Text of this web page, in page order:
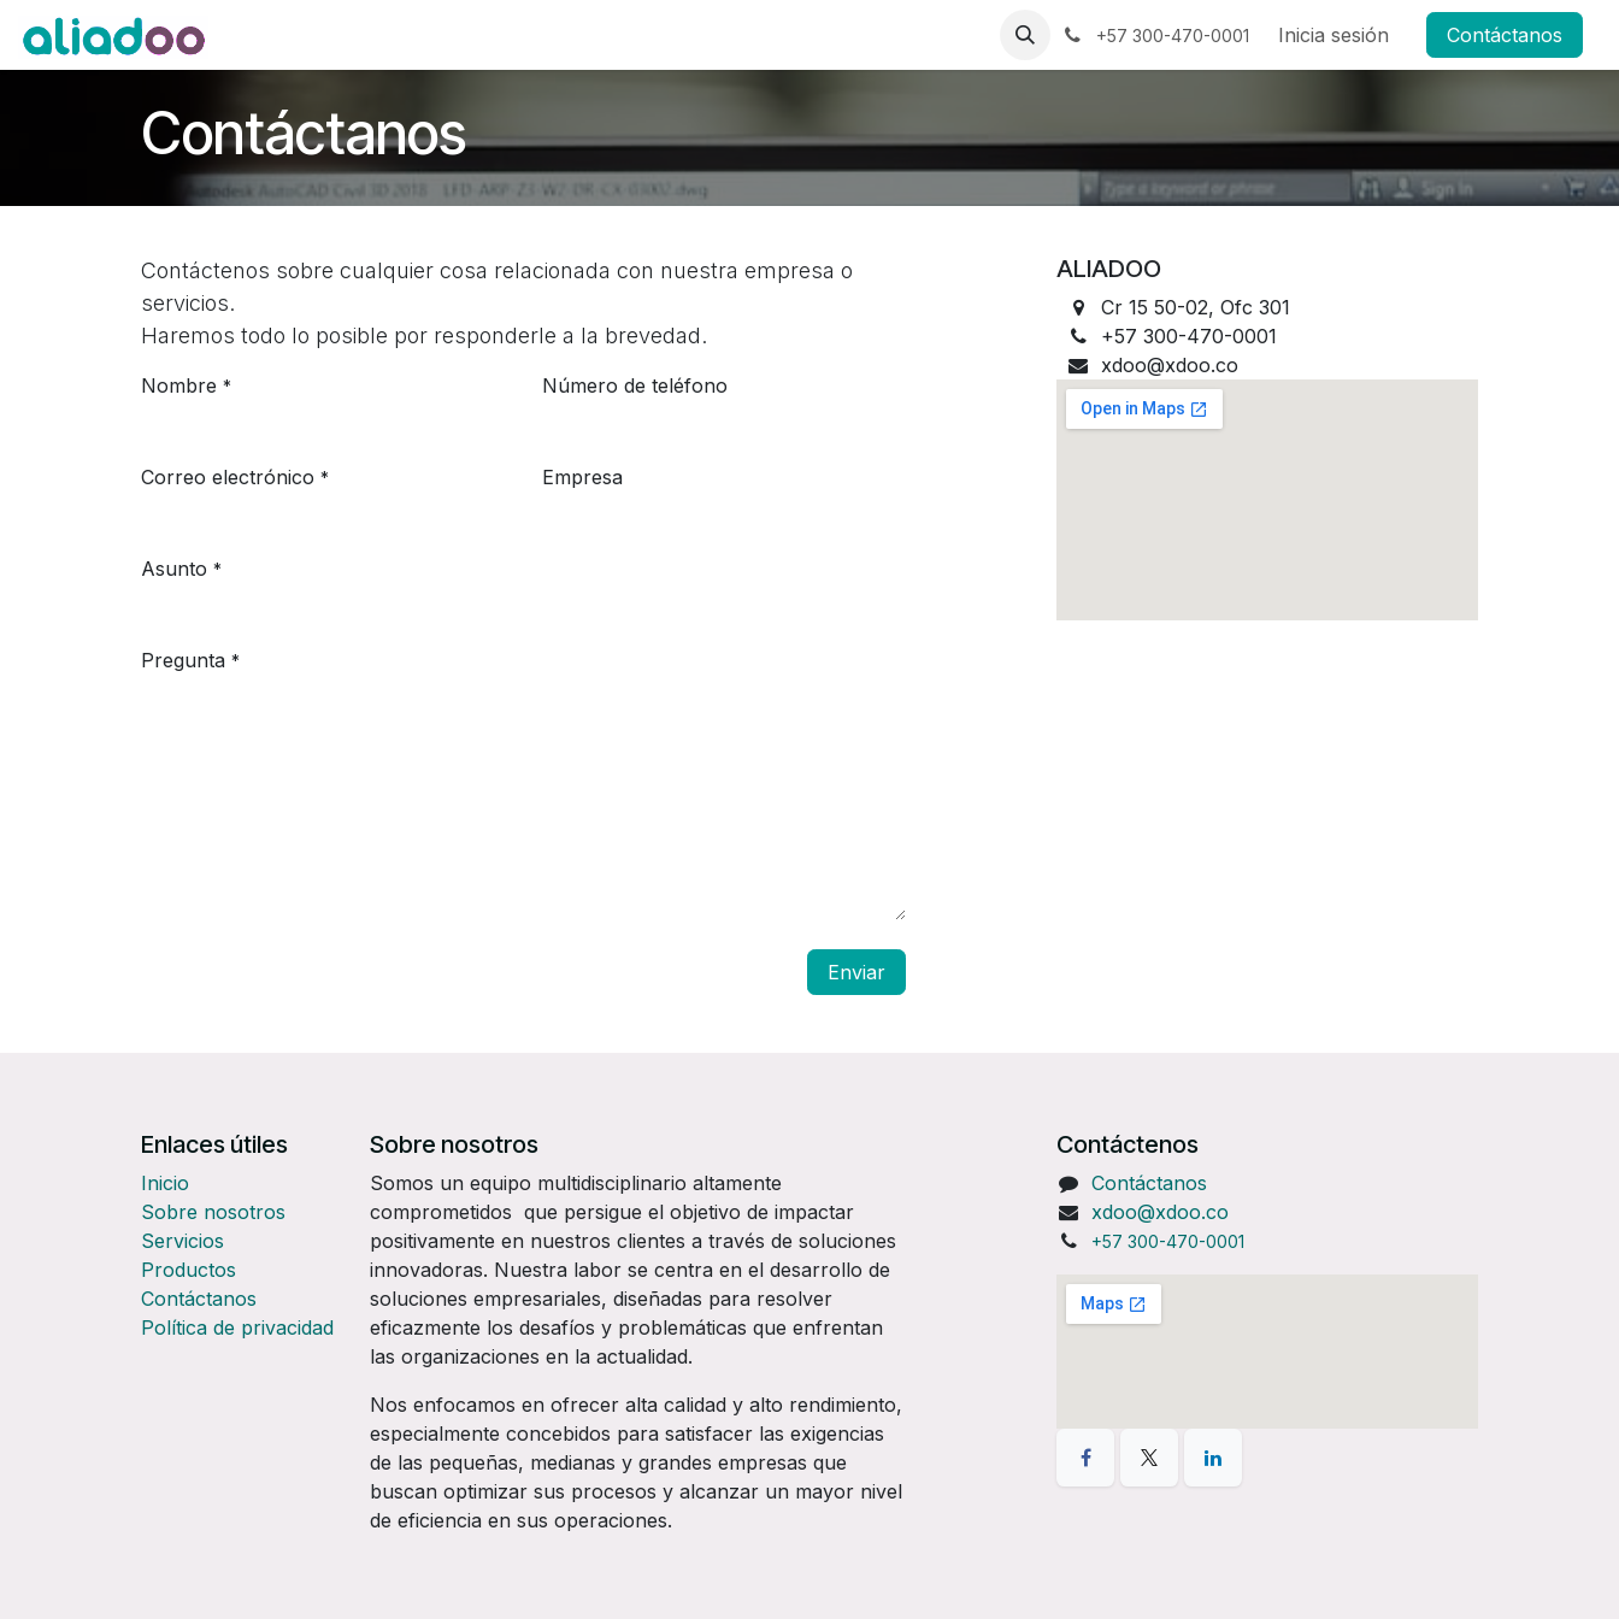
Ir al contenido
Politica de privacidad Blog +57 300-470-0001 Inicia sesión Contáctanos
Contáctanos
Contáctenos sobre cualquier cosa relacionada con nuestra empresa o
servicios.
Haremos todo lo posible por responderle a la brevedad.
Nombre * Número de teléfono
Correo electrónico * Empresa
Asunto *
Pregunta *
Enviar
ALIADOO
Cr 15 50-02, Ofc 301
+57 300-470-0001
xdoo@xdoo.co
Enlaces útiles
Inicio
Sobre nosotros
Servicios
Productos
Contáctanos
Política de privacidad
Sobre nosotros
Somos un equipo multidisciplinario altamente
comprometidos que persigue el objetivo de impactar
positivamente en nuestros clientes a través de soluciones
innovadoras. Nuestra labor se centra en el desarrollo de
soluciones empresariales, diseñadas para resolver
eficazmente los desafíos y problemáticas que enfrentan
las organizaciones en la actualidad.
Nos enfocamos en ofrecer alta calidad y alto rendimiento,
especialmente concebidos para satisfacer las exigencias
de las pequeñas, medianas y grandes empresas que
buscan optimizar sus procesos y alcanzar un mayor nivel
de eficiencia en sus operaciones.
Contáctenos
Contáctanos
xdoo@xdoo.co
+57 300-470-0001